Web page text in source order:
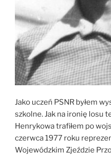
Jako uczeń PSNR byłem
szkolne. Jak na ironię losu
Henrykowa trafiłem po
czerwca 1977 roku
Wojewódzkim Zjeździe